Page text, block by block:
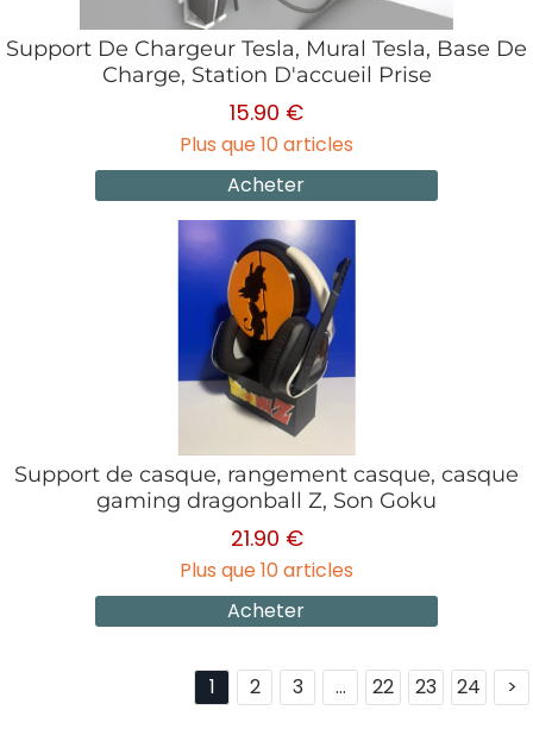
Support De Chargeur Tesla, Mural Tesla, Base De
Charge, Station D'accueil Prise
15.90 €
Plus que 10 articles
Acheter
Support de casque, rangement casque, casque
gaming dragonball Z, Son Goku
21.90 €
Plus que 10 articles
Acheter
1 2 3 ... 22 23 24 >